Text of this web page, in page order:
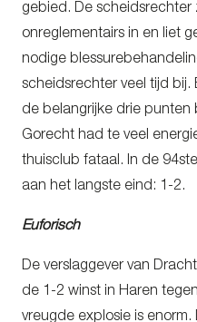
gebied. De scheidsrechter
onreglementairs in en liet
nodige
scheidsrechter veel tijd
de belangrijke drie punten
Gorecht had te veel
thuisclub fataal. In de
aan het langste eind: 1-2.
Euforisch
De verslaggever van
de 1-2 winst in Haren
vreugde explosie is